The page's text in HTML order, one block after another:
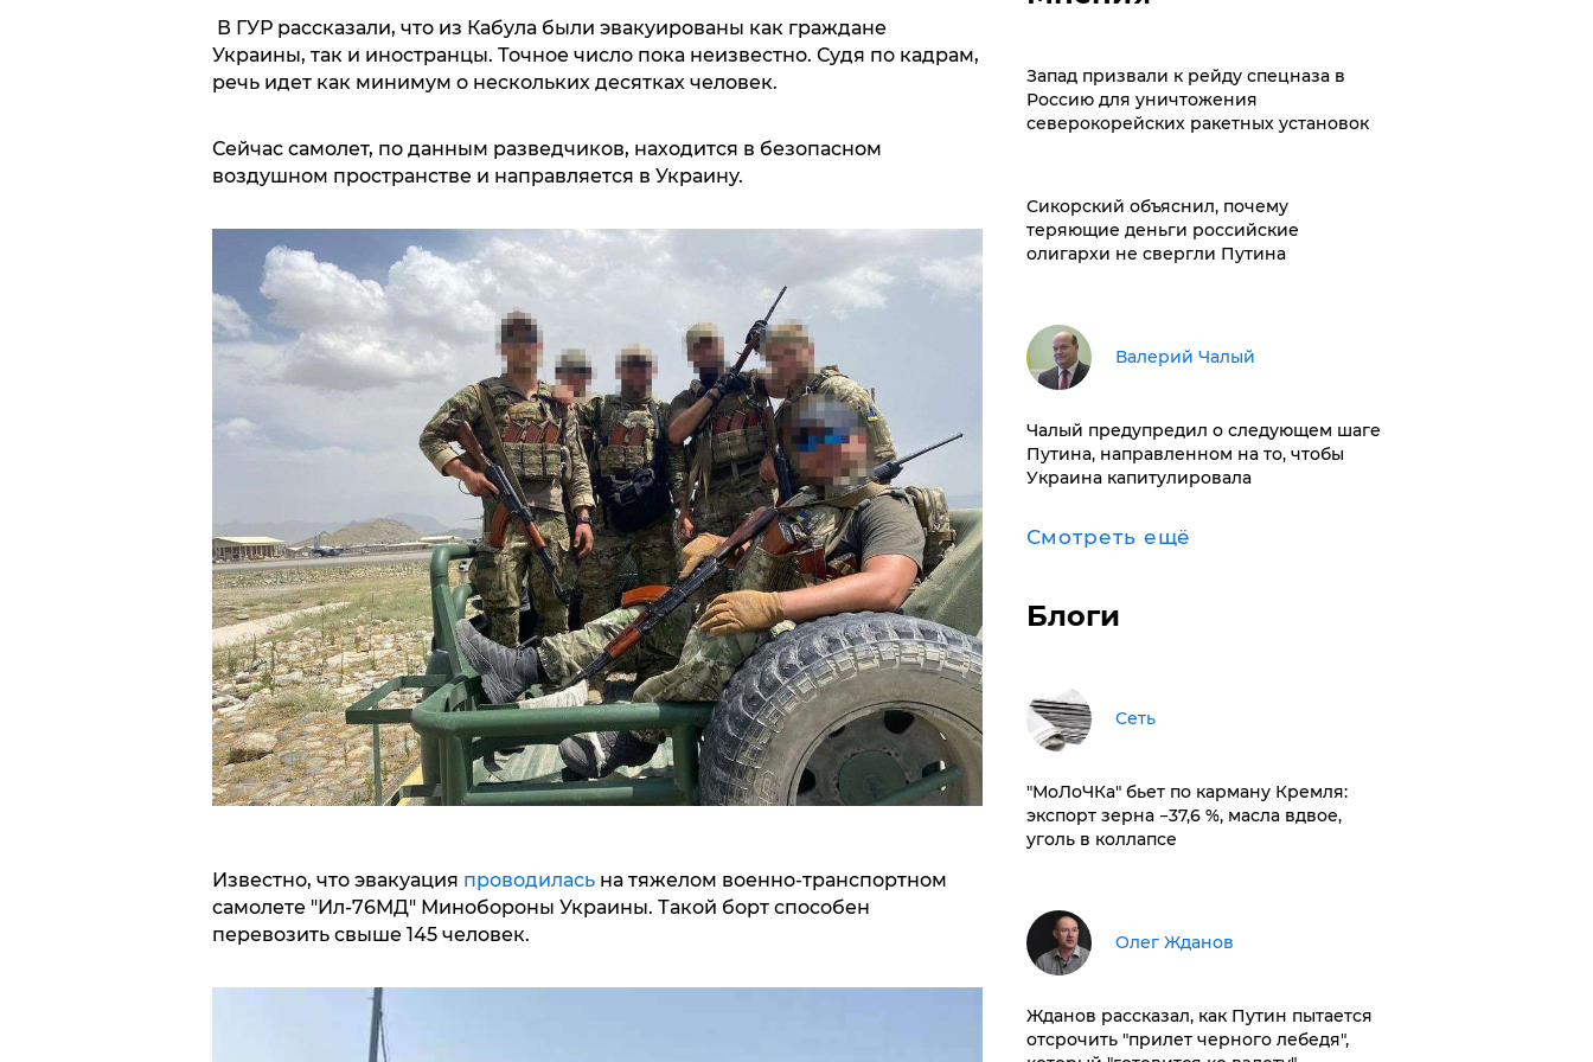
В ГУР рассказали, что из Кабула были эвакуированы как граждане
Украины, так и иностранцы. Точное число пока неизвестно. Судя по кадрам,
речь идет как минимум о нескольких десятках человек.
Сейчас самолет, по данным разведчиков, находится в безопасном
воздушном пространстве и направляется в Украину.
Известно, что эвакуация проводиласьна тяжелом военно-транспортном
самолете "Ил-76МД" Минобороны Украины. Такой борт способен
перевозить свыше 145 человек.
Запад призвали к рейду спецназа в
Россию для уничтожения
северокорейских ракетных установок
Сикорский объяснил, почему
теряющие деньги российские
олигархи не свергли Путина
Валерий Чалый
Чалый предупредил о следующем шаге
Путина, направленном на то, чтобы
Украина капитулировала
Смотреть ещё
Блоги
Сеть
​"МоЛоЧКа" бьет по карману Кремля:
экспорт зерна −37,6 %, масла вдвое,
уголь в коллапсе
Олег Жданов
Жданов рассказал, как Путин пытается
отсрочить "прилет черного лебедя",